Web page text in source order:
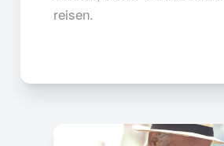
reisen.